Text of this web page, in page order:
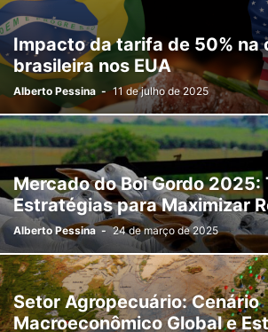
Impacto da tarifa de 50% na
brasileira nos EUA
Alberto Pessina - 11 de julho de 2025
Mercado do Boi Gordo 2025:
Estratégias para Maximizar
Alberto Pessina - 24 de março de 2025
Setor Agropecuário: Cenário
Macroeconômico Global e